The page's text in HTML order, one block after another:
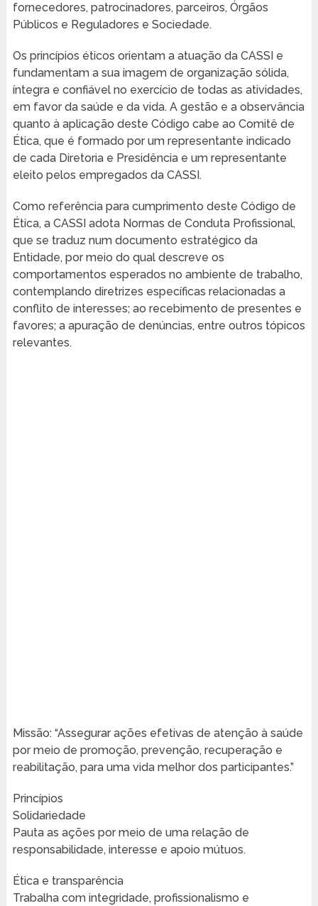
fornecedores, patrocinadores, parceiros, Órgãos
Públicos e Reguladores e Sociedade.
Os princípios éticos orientam a atuação da CASSI e
fundamentam a sua imagem de organização sólida,
íntegra e confiável no exercício de todas as atividades,
em favor da saúde e da vida. A gestão e a observância
quanto à aplicação deste Código cabe ao Comitê de
Ética, que é formado por um representante indicado
de cada Diretoria e Presidência e um representante
eleito pelos empregados da CASSI.
Como referência para cumprimento deste Código de
Ética, a CASSI adota Normas de Conduta Profissional,
que se traduz num documento estratégico da
Entidade, por meio do qual descreve os
comportamentos esperados no ambiente de trabalho,
contemplando diretrizes específicas relacionadas a
conflito de interesses; ao recebimento de presentes e
favores; a apuração de denúncias, entre outros tópicos
relevantes.
Missão: “Assegurar ações efetivas de atenção à saúde
por meio de promoção, prevenção, recuperação e
reabilitação, para uma vida melhor dos participantes.”
Princípios
Solidariedade
Pauta as ações por meio de uma relação de
responsabilidade, interesse e apoio mútuos.
Ética e transparência
Trabalha com integridade, profissionalismo e